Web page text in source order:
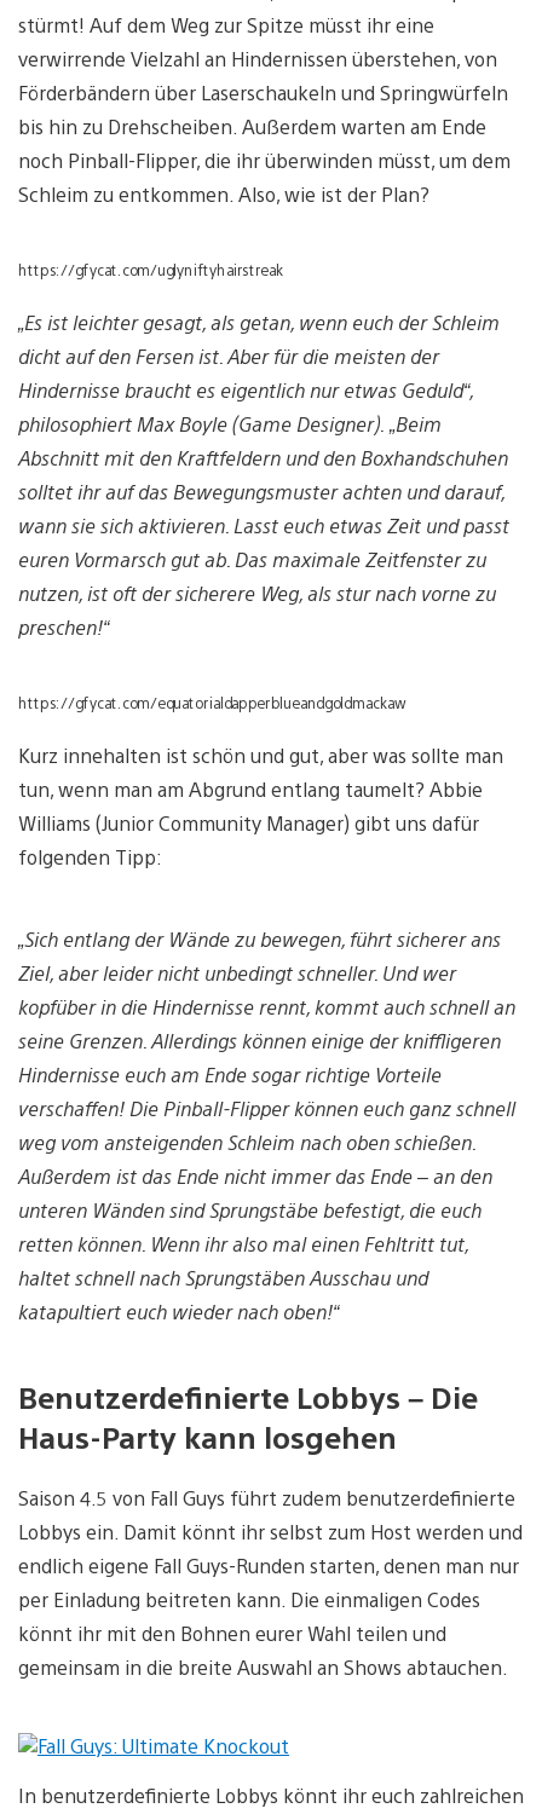
stürmt! Auf dem Weg zur Spitze müsst ihr eine
verwirrende Vielzahl an Hindernissen überstehen, von
Förderbändern über Laserschaukeln und Springwürfeln
bis hin zu Drehscheiben. Außerdem warten am Ende
noch Pinball-Flipper, die ihr überwinden müsst, um dem
Schleim zu entkommen. Also, wie ist der Plan?
https://gfycat.com/uglyniftyhairstreak
„Es ist leichter gesagt, als getan, wenn euch der Schleim
dicht auf den Fersen ist. Aber für die meisten der
Hindernisse braucht es eigentlich nur etwas Geduld“,
philosophiert Max Boyle (Game Designer). „Beim
Abschnitt mit den Kraftfeldern und den Boxhandschuhen
solltet ihr auf das Bewegungsmuster achten und darauf,
wann sie sich aktivieren. Lasst euch etwas Zeit und passt
euren Vormarsch gut ab. Das maximale Zeitfenster zu
nutzen, ist oft der sicherere Weg, als stur nach vorne zu
preschen!“
https://gfycat.com/equatorialdapperblueandgoldmackaw
Kurz innehalten ist schön und gut, aber was sollte man
tun, wenn man am Abgrund entlang taumelt? Abbie
Williams (Junior Community Manager) gibt uns dafür
folgenden Tipp:
„Sich entlang der Wände zu bewegen, führt sicherer ans
Ziel, aber leider nicht unbedingt schneller. Und wer
kopfüber in die Hindernisse rennt, kommt auch schnell an
seine Grenzen. Allerdings können einige der kniffligeren
Hindernisse euch am Ende sogar richtige Vorteile
verschaffen! Die Pinball-Flipper können euch ganz schnell
weg vom ansteigenden Schleim nach oben schießen.
Außerdem ist das Ende nicht immer das Ende – an den
unteren Wänden sind Sprungstäbe befestigt, die euch
retten können. Wenn ihr also mal einen Fehltritt tut,
haltet schnell nach Sprungstäben Ausschau und
katapultiert euch wieder nach oben!“
Benutzerdefinierte Lobbys – Die
Haus-Party kann losgehen
Saison 4.5 von Fall Guys führt zudem benutzerdefinierte
Lobbys ein. Damit könnt ihr selbst zum Host werden und
endlich eigene Fall Guys-Runden starten, denen man nur
per Einladung beitreten kann. Die einmaligen Codes
könnt ihr mit den Bohnen eurer Wahl teilen und
gemeinsam in die breite Auswahl an Shows abtauchen.
In benutzerdefinierte Lobbys könnt ihr euch zahlreichen